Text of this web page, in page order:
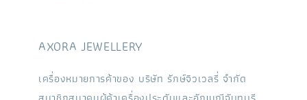
AXORA JEWELLERY
เครื่องหมายการค้าของ บริษัท รักษ์จิวเวลรี่ จำกัด